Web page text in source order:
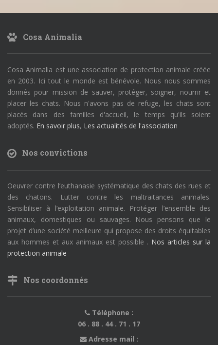
Cosa Animalia
Cosa Animalia est une association de protection animale créée
en 2003. Ici tout le monde est bénévole. Nous nous sommes
donnés pour mission de sauver, protéger, soigner, nourrir et
placer les chats. Nous n'avons pas de refuge, les chats sont
placés dans des familles d'accueil, le temps qu'ils soient
adoptés. En savoir plus, Les actualités de l'association
Nos convictions
Oeuvrer contre l’euthanasie systématique des chats des rues et
des chatons. Lutter contre les maltraitances animales.
Sensibiliser à l’exploitation animale. Protéger l’ensemble des
animaux, domestiques ou sauvages. Nous pensons que le
projet d’une société meilleure qui propose des droits équitables
aux hommes et aux animaux est possible . Nos articles sur la
protection animale
Nos coordonnés
Téléphone :
06 . 88 . 44 . 71 . 17
Adresse mail :